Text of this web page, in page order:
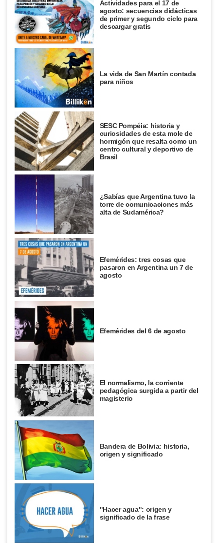
Actividades para el 17 de
agosto: secuencias didácticas
de primer y segundo ciclo para
descargar gratis
La vida de San Martín contada
para niños
SESC Pompéia: historia y
curiosidades de esta mole de
hormigón que resalta como un
centro cultural y deportivo de
Brasil
¿Sabías que Argentina tuvo la
torre de comunicaciones más
alta de Sudamérica?
Efemérides: tres cosas que
pasaron en Argentina un 7 de
agosto
Efemérides del 6 de agosto
El normalismo, la corriente
pedagógica surgida a partir del
magisterio
Bandera de Bolivia: historia,
origen y significado
"Hacer agua": origen y
significado de la frase